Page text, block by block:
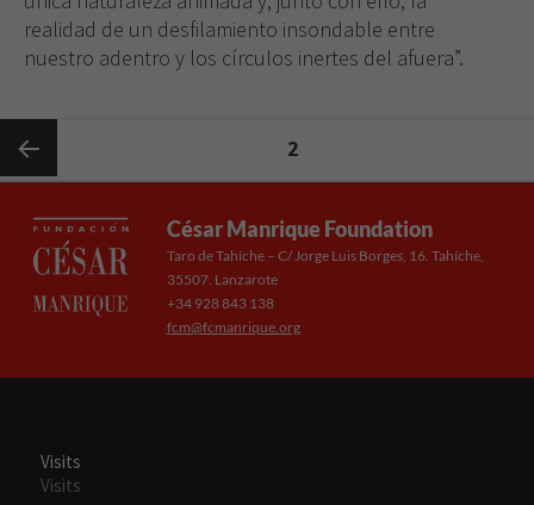
realidad de un desfilamiento insondable entre
nuestro adentro y los círculos inertes del afuera”.
Posts
pagination
page
2
César Manrique Foundation
Taro de Tahíche – C/ Jorge Luis Borges, 16. Tahíche,
35507. Lanzarote
+34 928 843 138
fcm@fcmanrique.org
Visits
Visits